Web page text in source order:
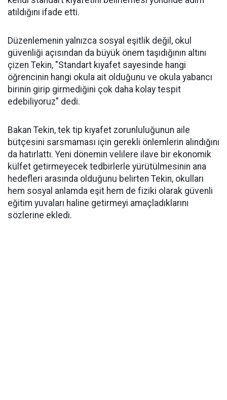
atıldığını ifade etti.
Düzenlemenin yalnızca sosyal eşitlik değil, okul
güvenliği açısından da büyük önem taşıdığının altını
çizen Tekin, "Standart kıyafet sayesinde hangi
öğrencinin hangi okula ait olduğunu ve okula yabancı
birinin girip girmediğini çok daha kolay tespit
edebiliyoruz" dedi.
Bakan Tekin, tek tip kıyafet zorunluluğunun aile
bütçesini sarsmaması için gerekli önlemlerin alındığını
da hatırlattı. Yeni dönemin velilere ilave bir ekonomik
külfet getirmeyecek tedbirlerle yürütülmesinin ana
hedefleri arasında olduğunu belirten Tekin, okulları
hem sosyal anlamda eşit hem de fiziki olarak güvenli
eğitim yuvaları haline getirmeyi amaçladıklarını
sözlerine ekledi.